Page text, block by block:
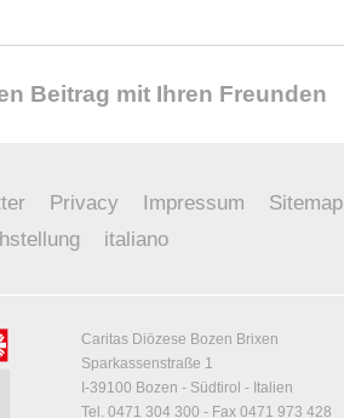
Beitrag mit Ihren Freunden
Privacy Impressum Sitemap
italiano
Caritas Diözese Bozen Brixen
Sparkassenstraße 1
I-39100 Bozen - Südtirol - Italien
Tel. 0471 304 300 - Fax 0471 973 428